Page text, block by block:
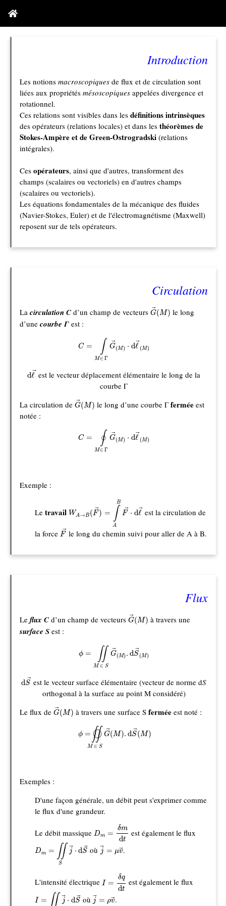
Introduction
Les notions macroscopiques de flux et de circulation sont
liées aux propriétés mésoscopiques appelées divergence et
rotationnel.
Ces relations sont visibles dans les définitions intrinsèques
des opérateurs (relations locales) et dans les théorèmes de
Stokes-Ampère et de Green-Ostrogradski (relations
intégrales).
Ces opérateurs, ainsi que d'autres, transforment des
champs (scalaires ou vectoriels) en d'autres champs
(scalaires ou vectoriels).
Les équations fondamentales de la mécanique des fluides
(Navier-Stokes, Euler) et de l'électromagnétisme (Maxwell)
reposent sur de tels opérateurs.
Circulation
La circulation C d’un champ de vecteurs →
G(M )
G→ (M le long
d’une courbe Γ est :
C = ∫
M∈ Γ
→
G(M) ⋅ d→
ℓ (M)
ΓG → ℓ
d→
ℓ
dℓ→est le vecteur déplacement élémentaire le long de la
courbe Γ
La circulation de →
G(M )
G→ (M le long d’une courbe Γfermée est
notée :
C = ∮
M∈ Γ
→
G(M) ⋅ d→
ℓ (M)
∈Γ G→ d
Exemple :
Le travail W A→ B ( →
F ) =
B
∫
A
→
F ⋅ d→
ℓ
A
est la circulation de
la force →
F
F→ le long du chemin suivi pour aller de A à B.
Flux
Le flux C d’un champ de vecteurs →
G(M )
G→ (M à travers une
surface S est :
ϕ = ∬
M ∈ S
→
G(M). d →
S (M)
∈S G d
d →
S
d S→est le vecteur surface élémentaire (vecteur de norme dS
orthogonal à la surface au point M considéré)
Le flux de →
G(M )
G→ (M à travers une surface Sfermée est noté :
ϕ = ◯
∬
M ∈ S
→
G(M ). d →
S (M )
∬M ∈ M
Exemples :
D'une façon générale, un débit peut s'exprimer comme
le flux d'une grandeur.
Le débit massique Dm =
δm
dt
mdt
est également le flux
Dm = ∬
S
→
j ⋅ d →
S
j→
où →
j = μ→
v
j→ v.
L'intensité électrique I =
δq
dt
dt
est également le flux
I = ∬ →
j ⋅ d →
S
j→
où →
j = ρ→
v
j→ v.